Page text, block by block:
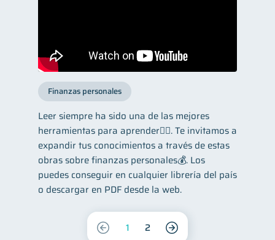
Finanzas personales
Leer siempre ha sido una de las mejores
herramientas para aprender👌🏼. Te invitamos a
expandir tus conocimientos a través de estas
obras sobre finanzas personales💰. Los
puedes conseguir en cualquier librería del país
o descargar en PDF desde la web.
1 2